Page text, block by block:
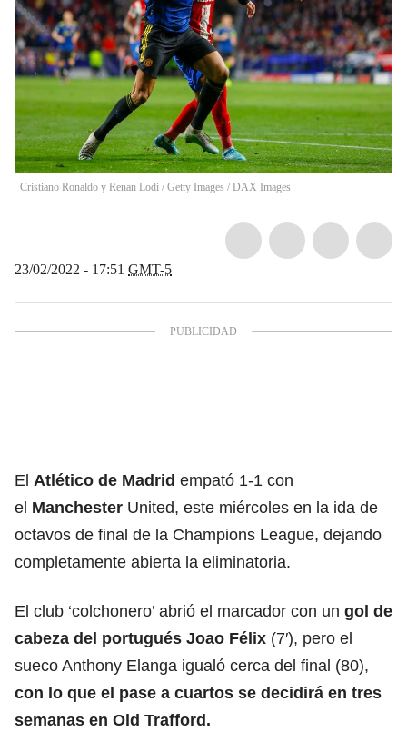
Cristiano Ronaldo y Renan Lodi / Getty Images / DAX Images
23/02/2022 - 17:51 GMT-5
El Atlético de Madrid empató 1-1 con
el Manchester United, este miércoles en la ida de
octavos de final de la Champions League, dejando
completamente abierta la eliminatoria.
El club ‘colchonero’ abrió el marcador con un gol de
cabeza del portugués Joao Félix (7′), pero el
sueco Anthony Elanga igualó cerca del final (80),
con lo que el pase a cuartos se decidirá en tres
semanas en Old Trafford.